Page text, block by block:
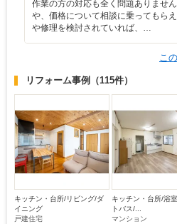
作業の方の対応も全く問題ありませ
や、価格について相談に乗ってもら
や修理を検討されていれば、…
こ
リフォーム事例 （115件）
キッチン・台所/リビング/ダ
イニング
戸建住宅
キッチン・台所/浴
トバス/...
マンション